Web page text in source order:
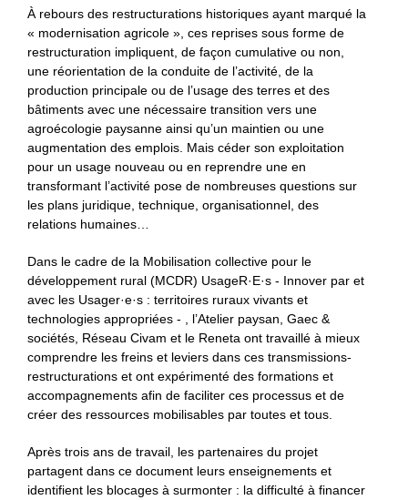
À rebours des restructurations historiques ayant marqué la
« modernisation agricole », ces reprises sous forme de
restructuration impliquent, de façon cumulative ou non,
une réorientation de la conduite de l’activité, de la
production principale ou de l’usage des terres et des
bâtiments avec une nécessaire transition vers une
agroécologie paysanne ainsi qu’un maintien ou une
augmentation des emplois. Mais céder son exploitation
pour un usage nouveau ou en reprendre une en
transformant l’activité pose de nombreuses questions sur
les plans juridique, technique, organisationnel, des
relations humaines…
Dans le cadre de la Mobilisation collective pour le
développement rural (MCDR) UsageR·E·s - Innover par et
avec les Usager·e·s : territoires ruraux vivants et
technologies appropriées - , l’Atelier paysan, Gaec &
sociétés, Réseau Civam et le Reneta ont travaillé à mieux
comprendre les freins et leviers dans ces transmissions-
restructurations et ont expérimenté des formations et
accompagnements afin de faciliter ces processus et de
créer des ressources mobilisables par toutes et tous.
Après trois ans de travail, les partenaires du projet
partagent dans ce document leurs enseignements et
identifient les blocages à surmonter : la difficulté à financer